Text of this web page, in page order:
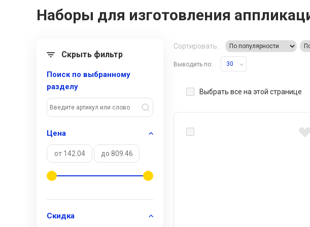
Наборы для изготовления
Скрыть фильтр
Поиск по выбранному
разделу
Цена
Скидка
Сортировать:
Выводить по: 30
Выбрать все на этой странице